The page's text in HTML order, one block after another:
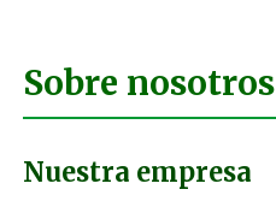
Sobre nosotros
Nuestra empresa